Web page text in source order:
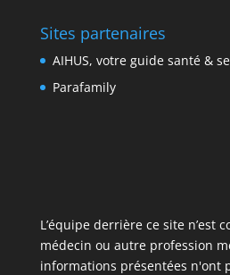
Sites partenaires
AIHUS, votre guide santé &
Parafamily
L’équipe derrière ce site n’est
médecin ou autre profession
informations présentées n'ont